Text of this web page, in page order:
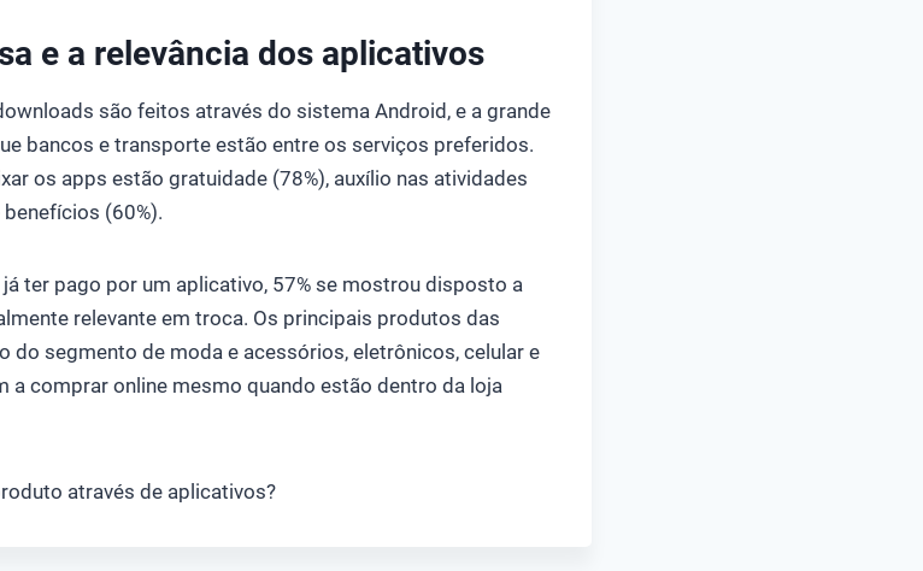
e a relevância dos aplicativos
são feitos através do sistema Android, e a grande
bancos e transporte estão entre os serviços preferidos.
os apps estão gratuidade (78%), auxílio nas atividades
(60%).
ter pago por um aplicativo, 57% se mostrou disposto a
relevante em troca. Os principais produtos das
segmento de moda e acessórios, eletrônicos, celular e
a comprar online mesmo quando estão dentro da loja
através de aplicativos?